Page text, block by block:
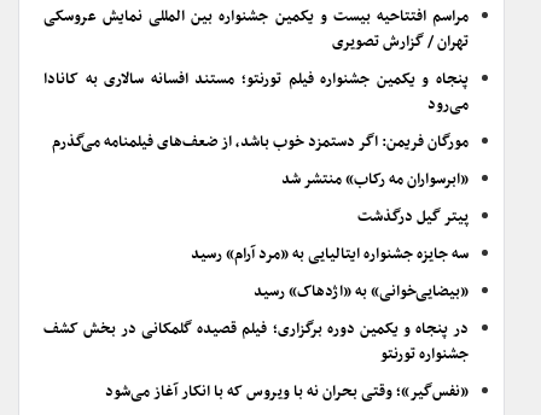
مراسم افتتاحیه بیست و یکمین جشنواره بین المللی نمایش عروسکی
تهران / گزارش تصویری
پنجاه و یکمین جشنواره فیلم تورنتو؛ مستند افسانه سالاری به کانادا
می‌رود
مورگان فریمن: اگر دستمزد خوب باشد، از ضعف‌های فیلمنامه می‌گذرم
«ابرسواران مه رکاب» منتشر شد
پیتر گیل درگذشت
سه جایزه جشنواره ایتالیایی به «مرد آرام» رسید
«بیضایی‌خوانی» به «اژدهاک» رسید
در پنجاه و یکمین دوره برگزاری؛ فیلم قصیده گلمکانی در بخش کشف
جشنواره تورنتو
«نفس‌گیر»؛ وقتی بحران نه با ویروس که با انکار آغاز می‌شود